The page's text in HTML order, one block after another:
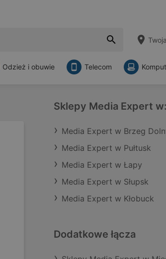
Odzież i obuwie Telecom
Sklepy Media Expert w:
Media Expert w Brzeg
Media Expert w Pułtusk
Media Expert w Łapy
Media Expert w Słupsk
Media Expert w Kłobuck
Dodatkowe łącza